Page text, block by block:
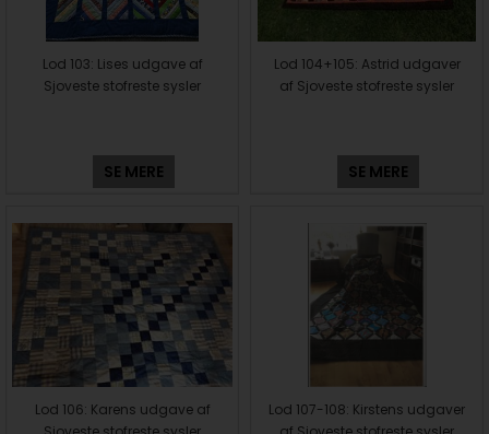
Lod 103: Lises udgave af
Sjoveste stofreste sysler
SE MERE
Lod 104+105: Astrid udgaver
af Sjoveste stofreste sysler
SE MERE
Lod 106: Karens udgave af
Lod 107-108: Kirstens udgaver